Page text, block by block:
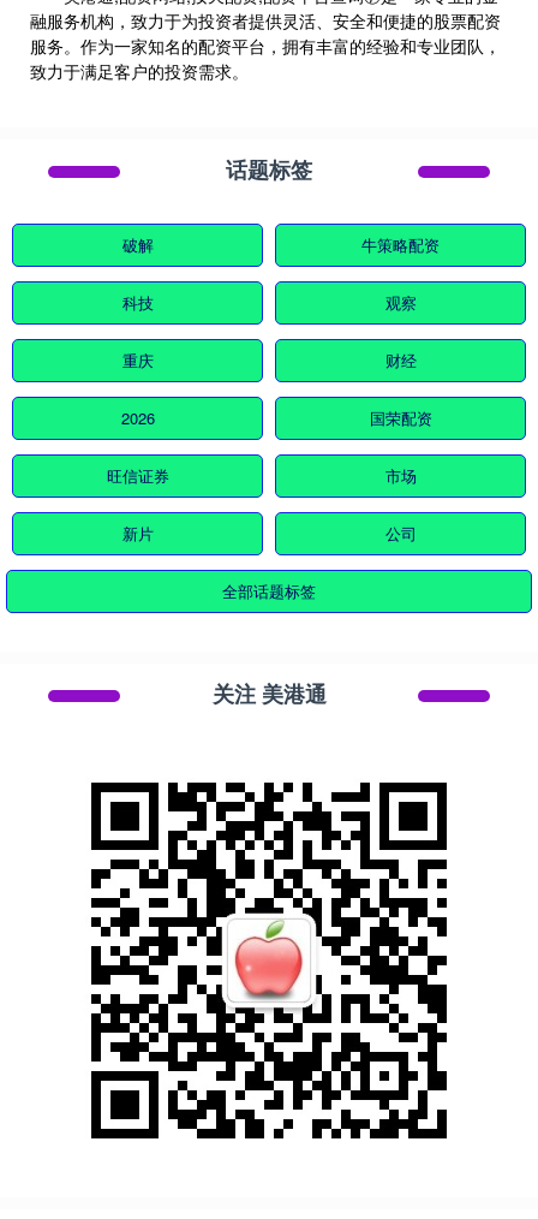
融服务机构，致力于为投资者提供灵活、安全和便捷的股票配资
服务。作为一家知名的配资平台，拥有丰富的经验和专业团队，
致力于满足客户的投资需求。
话题标签
破解 牛策略配资
科技 观察
重庆 财经
2026 国荣配资
旺信证券 市场
新片 公司
全部话题标签
关注 美港通